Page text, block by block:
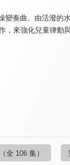
奏曲。由活潑的
，來強化兒童律動
（全 106 集）